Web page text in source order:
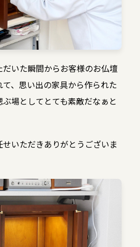
いた瞬間からお客様のお仏壇
、思い出の家具から作られた
場としてとても素敵だなぁと
いただきありがとうございま